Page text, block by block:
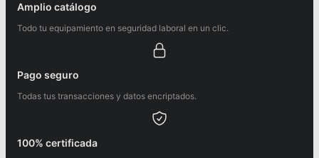
Amplio catálogo
Todo tu equipamiento en seguridad laboral en un clic.
Pago seguro
Todas tus transacciones y datos encriptados.
100% certificada